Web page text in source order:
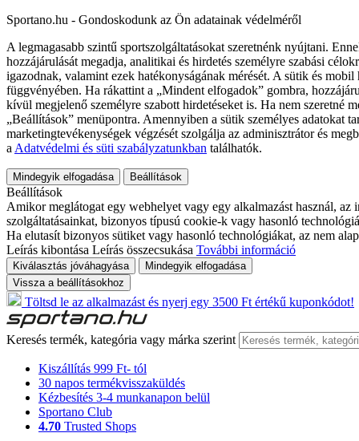
Sportano.hu - Gondoskodunk az Ön adatainak védelméről
A legmagasabb szintű sportszolgáltatásokat szeretnénk nyújtani.
hozzájárulását megadja, analitikai és hirdetés személyre szabási
igazodnak, valamint ezek hatékonyságának mérését. A sütik és
függvényében. Ha rákattint a „Mindent elfogadok” gombra,
kívül megjelenő személyre szabott hirdetéseket is. Ha nem szeretné
„Beállítások” menüpontra. Amennyiben a sütik személyes adatokat
marketingtevékenységek végzését szolgálja az adminisztrátor és
a Adatvédelmi és süti szabályzatunkban találhatók.
Mindegyik elfogadása Beállítások
Beállítások
Amikor meglátogat egy webhelyet vagy egy alkalmazást használ,
szolgáltatásainkat, bizonyos típusú cookie-k vagy hasonló
Ha elutasít bizonyos sütiket vagy hasonló technológiákat, az nem
Leírás kibontása Leírás összecsukása További információ
Kiválasztás jóváhagyása
Mindegyik elfogadása
Vissza a beállításokhoz
Töltsd le az alkalmazást és nyerj egy 3500 Ft értékű kuponkódot!
Keresés termék, kategória vagy márka szerint
Kiszállítás 999 Ft- tól
30 napos termékvisszaküldés
Kézbesítés 3-4 munkanapon belül
Sportano Club
4.70 Trusted Shops